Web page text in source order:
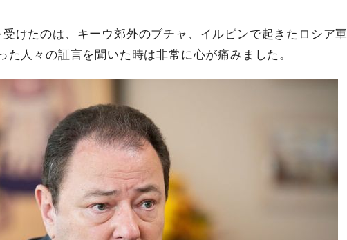
けたのは、キーウ郊外のブチャ、イルピンで起きたロシア軍
た人々の証言を聞いた時は非常に心が痛みました。